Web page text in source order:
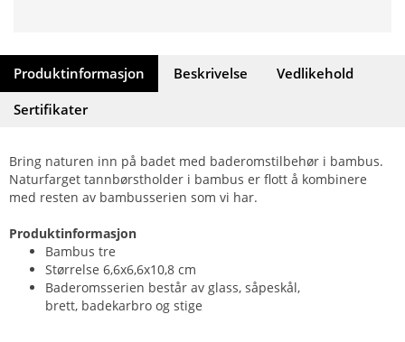
Produktinformasjon Beskrivelse
Vedlikehold
Sertifikater
Bring naturen inn på badet med baderomstilbehør i bambus.
Naturfarget tannbørstholder i bambus er flott å kombinere
med resten av bambusserien som vi har.
Produktinformasjon
Bambus tre
Størrelse 6,6x6,6x10,8 cm
Baderomsserien består av glass, såpeskål,
brett, badekarbro og stige